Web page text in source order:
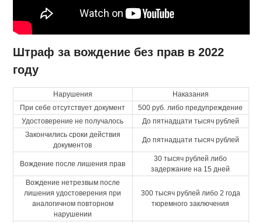
Штраф за вождение без прав в 2022
году
Нарушения
Наказания
При себе отсутствует документ
500 руб. либо предупреждение
Удостоверение не получалось
До пятнадцати тысяч рублей
Закончились сроки действия
документов
До пятнадцати тысяч рублей
Вождение после лишения прав
30 тысяч рублей либо
задержание на 15 дней
Вождение нетрезвым после
лишения удостоверения при
аналогичном повторном
нарушении
300 тысяч рублей либо 2 года
тюремного заключения